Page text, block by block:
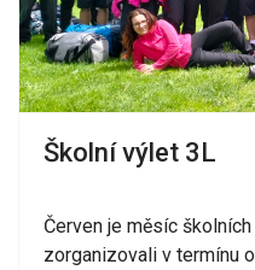
Školní výlet 3L
Červen je měsíc
zorganizovali v termínu